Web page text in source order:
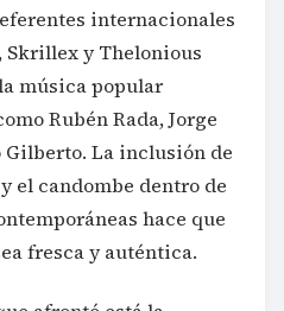
internacionales
Skrillex y Thelonious
música popular
Rubén Rada, Jorge
Gilberto. La inclusión de
el candombe dentro de
hace que
fresca y auténtica.